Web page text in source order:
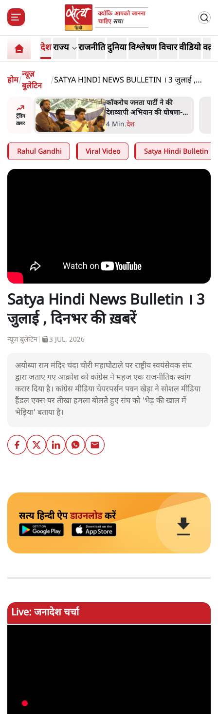
देशराज्य राजनीतिदुनियाविश्लेषणविचारवीडियो
होम/
न्यूज़
बुलेटिन
/SATYA HINDI NEWS BULLETIN । 3 जुलाई ,
ट्रेंडिंग
ख़बर
BJP और मोदी ‘गॉडफादर’ भागवत
की Gen Z पर सलाह मानेंः
अभिजीत दिपके
5 Min.देश
Rahul Gandhi Viral Video Satya Hindi Bulletin
Satya Hindi News Bulletin । 3
जुलाई , दिनभर की ख़बरें
न्यूज़ बुलेटिन 3 JUL, 2026
अयोध्या राम मंदिर चंदा चोरी महाघोटाले पर राष्ट्रीय स्वयंसेवक संघ
द्वारा जताए गए आक्रोश को कांग्रेस ने महज एक राजनीतिक स्वांग
करार दिया है। कांग्रेस मीडिया चेयरपर्सन पवन खेड़ा ने सोशल मीडिया
हैंडल एक्स पर तीखा हमला बोलते हुए संघ को 'भेड़ की खाल में
भेड़िया' बताया है।
सत्य हिन्दी ऐपडाउनलोडकरें
Live: जनादेश चर्चा